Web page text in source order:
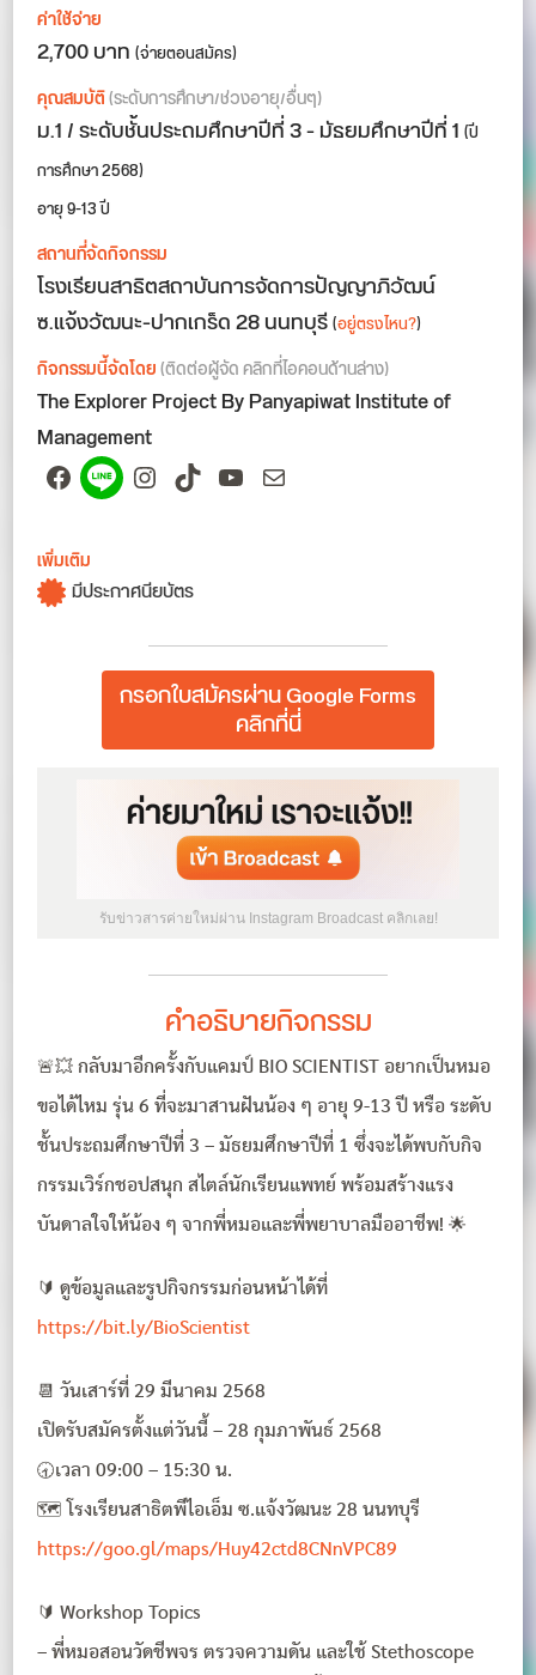
ค่าใช้จ่าย
2,700 บาท(จ่ายตอนสมัคร)
คุณสมบัติ(ระดับการศึกษา/ช่วงอายุ/อื่นๆ)
ม.1 / ระดับชั้นประถมศึกษาปีที่ 3 - มัธยมศึกษาปีที่ 1(ปี
การศึกษา 2568)
อายุ 9-13 ปี
สถานที่จัดกิจกรรม
โรงเรียนสาธิตสถาบันการจัดการปัญญาภิวัฒน์
ซ.แจ้งวัฒนะ-ปากเกร็ด 28 นนทบุรี(อยู่ตรงไหน?)
กิจกรรมนี้จัดโดย(ติดต่อผู้จัด คลิกที่ไอคอนด้านล่าง)
The Explorer Project By Panyapiwat Institute of
Management
Facebook
SpotifyInstagram
TikTokYouTube
Mail
เพิ่มเติม
มีประกาศนียบัตร
กรอกใบสมัครผ่าน Google Forms
คลิกที่นี่
รับข่าวสารค่ายใหม่ผ่าน Instagram Broadcast คลิกเลย!
คำอธิบายกิจกรรม
🚨💥 กลับมาอีกครั้งกับแคมป์ BIO SCIENTIST อยากเป็นหมอ
ขอได้ไหม รุ่น 6 ที่จะมาสานฝันน้อง ๆ อายุ 9-13 ปี หรือ ระดับ
ชั้นประถมศึกษาปีที่ 3 – มัธยมศึกษาปีที่ 1 ซึ่งจะได้พบกับกิจ
กรรมเวิร์กชอปสนุก สไตล์นักเรียนแพทย์ พร้อมสร้างแรง
บันดาลใจให้น้อง ๆ จากพี่หมอและพี่พยาบาลมืออาชีพ! 🌟
🔰 ดูข้อมูลและรูปกิจกรรมก่อนหน้าได้ที่
https://bit.ly/BioScientist
📆 วันเสาร์ที่ 29 มีนาคม 2568
เปิดรับสมัครตั้งแต่วันนี้ – 28 กุมภาพันธ์ 2568
🕣เวลา 09:00 – 15:30 น.
🗺 โรงเรียนสาธิตพีไอเอ็ม ซ.แจ้งวัฒนะ 28 นนทบุรี
https://goo.gl/maps/Huy42ctd8CNnVPC89
🔰 Workshop Topics
– พี่หมอสอนวัดชีพจร ตรวจความดัน และใช้ Stethoscope